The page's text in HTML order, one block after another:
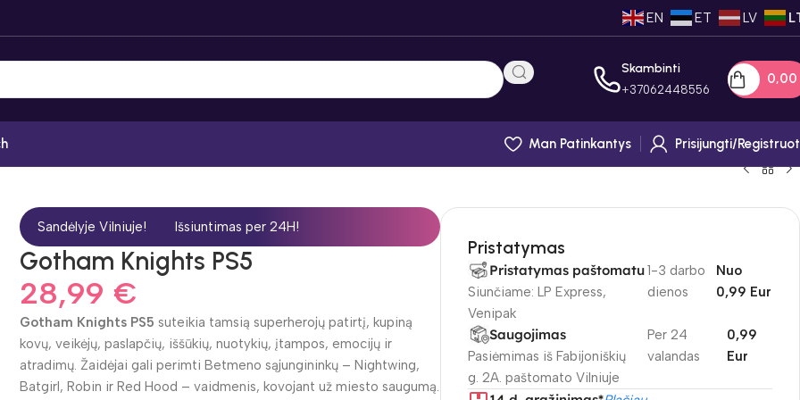
EN ET LV
Skambinti
+37062448556
0,00
Man Patinkantys
Prisijungti/
Sandėlyje Vilniuje!Išsiuntimas per 24H!
Gotham Knights PS5
28,99 €
Gotham Knights PS5 suteikia tamsią superherojų patirtį, kupiną
kovų, veikėjų, paslapčių, iššūkių, nuotykių, įtampos, emocijų ir
atradimų. Žaidėjai gali perimti Betmeno sąjungininkų – Nightwing,
Batgirl, Robin ir Red Hood – vaidmenis, kovojant už miesto saugumą.
Pristatymas
Pristatymas paštomatu
Siunčiame: LP Express,
Venipak
1-3 darbo
dienos
Nuo
0,99 Eur
Saugojimas
Pasiėmimas iš Fabijoniškių
g. 2A. paštomato Vilniuje
Per 24
valandas
0,99
Eur